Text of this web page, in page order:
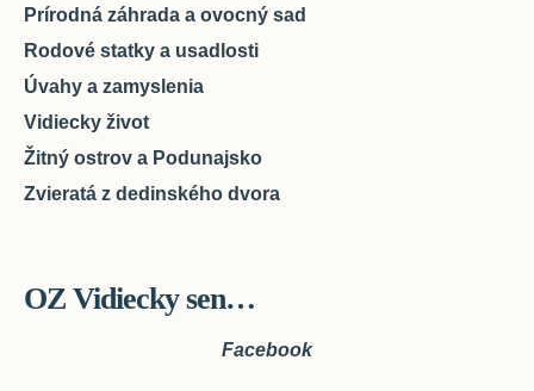
Prírodná záhrada a ovocný sad
Rodové statky a usadlosti
Úvahy a zamyslenia
Vidiecky život
Žitný ostrov a Podunajsko
Zvieratá z dedinského dvora
OZ Vidiecky sen…
Facebook